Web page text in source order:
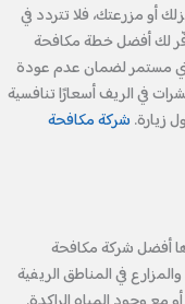
أو مزرعتك، فلا تتردد في
لك أفضل خطة مكافحة
مستمر لضمان عدم عودة
في الريف أسعارًا تنافسية
شركة مكافحة
أفضل شركة مكافحة
في المناطق الريفية